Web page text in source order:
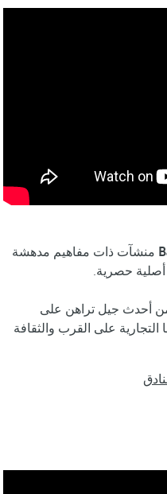
منشآت ذات مفاهيم مدهشة
حصرية.
أحدث جيل تراهن على
التجارية على القرب والثقافة